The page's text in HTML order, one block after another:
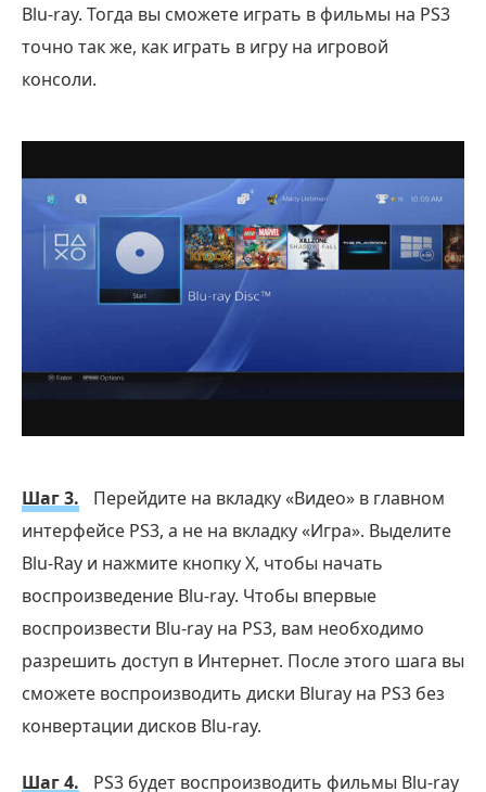
Blu-ray. Тогда вы сможете играть в фильмы на PS3
точно так же, как играть в игру на игровой
консоли.
Шаг 3.
Перейдите на вкладку «Видео» в главном
интерфейсе PS3, а не на вкладку «Игра». Выделите
Blu-Ray и нажмите кнопку X, чтобы начать
воспроизведение Blu-ray. Чтобы впервые
воспроизвести Blu-ray на PS3, вам необходимо
разрешить доступ в Интернет. После этого шага вы
сможете воспроизводить диски Bluray на PS3 без
конвертации дисков Blu-ray.
Шаг 4. PS3 будет воспроизводить фильмы Blu-ray